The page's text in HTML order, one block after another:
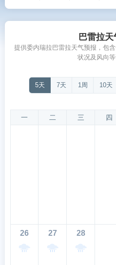
巴雷拉天
提供委内瑞拉巴雷拉天气预报，包
状况及风向
5天 7天 1周 10天
一 二 三 四
26 27 28